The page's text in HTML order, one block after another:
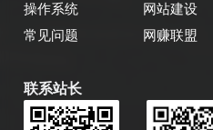
操作系统
网站建设
常见问题
网赚联盟
联系站长